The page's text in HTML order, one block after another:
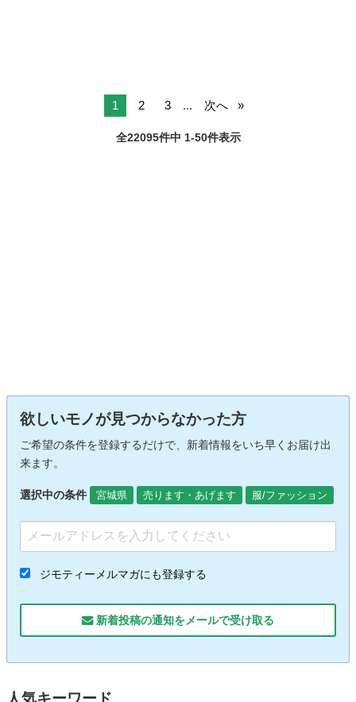
1 2 3 ... 次へ
全22095件中 1-50件表示
欲しいモノが見つからなかった方
ご希望の条件を登録するだけで、新着情報をいち早くお届け出
来ます。
選択中の条件 宮城県 売ります・あげます 服/ファッション
ジモティーメルマガにも登録する
新着投稿の通知をメールで受け取る